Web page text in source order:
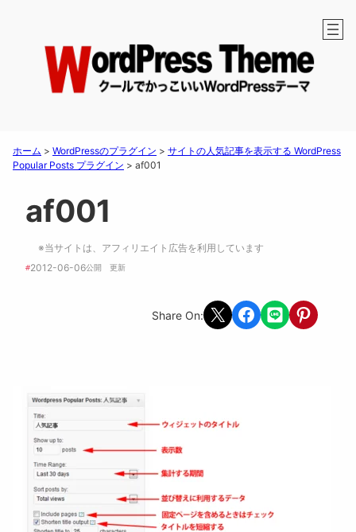
ホーム > WordPressのプラグイン > サイトの人気記事を表示する WordPress
Popular Posts プラグイン > af001
af001
※当サイトは、アフィリエイト広告を利用しています
#2012-06-06公開 更新
Share On: Share on X Share on Facebook
Share on LINEShare on